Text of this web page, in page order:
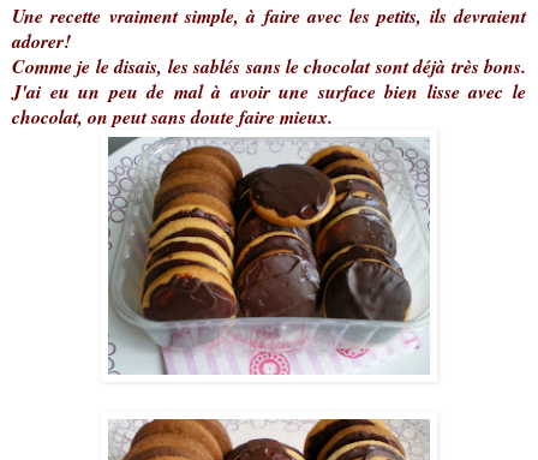
Une recette vraiment simple, à faire avec les petits, ils devraient
adorer!
Comme je le disais, les sablés sans le chocolat sont déjà très bons.
J'ai eu un peu de mal à avoir une surface bien lisse avec le
chocolat, on peut sans doute faire mieux.